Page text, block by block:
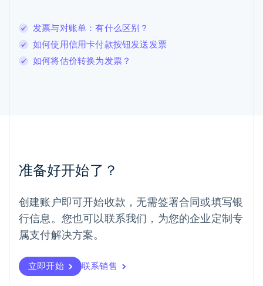
发票与对账单：有什么区别？
如何使用信用卡付款按钮发送发票
如何将估价转换为发票？
准备好开始了？
创建账户即可开始收款，无需签署合同或填写银
行信息。您也可以联系我们，为您的企业定制专
属支付解决方案。
立即开始 联系销售
DeutschEnglish
卢森堡
Français Deutsch English
罗马尼亚
墨西哥
EspañolEnglish
English
葡萄牙
PortuguêsEnglish
日本
瑞典
Svenska English
瑞士